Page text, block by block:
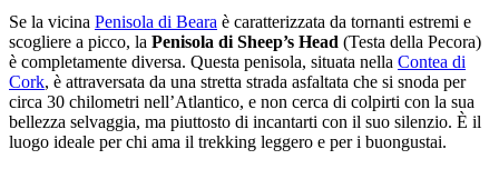
Se la vicina Penisola di Beara è caratterizzata da tornanti estremi e
scogliere a picco, la Penisola di Sheep’s Head (Testa della Pecora)
è completamente diversa. Questa penisola, situata nella Contea di
Cork, è attraversata da una stretta strada asfaltata che si snoda per
circa 30 chilometri nell’Atlantico, e non cerca di colpirti con la sua
bellezza selvaggia, ma piuttosto di incantarti con il suo silenzio. È il
luogo ideale per chi ama il trekking leggero e per i buongustai.